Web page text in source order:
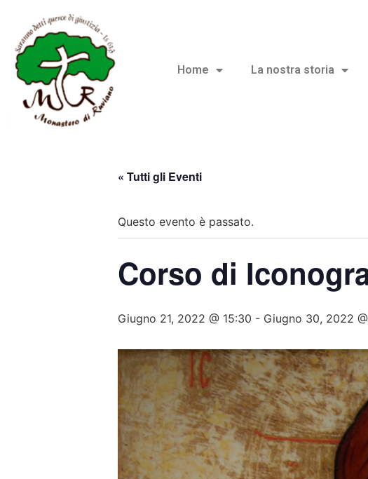
Home La nostra storia
« Tutti gli Eventi
Questo evento è passato.
Corso di
Giugno 21, 2022 @ 15:30 - Giugno 30, 2022